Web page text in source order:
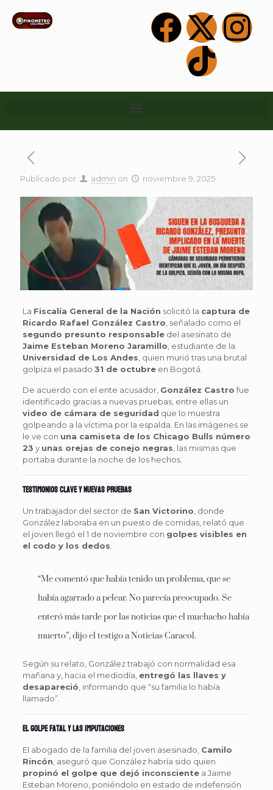
Publicado por admin on noviembre 9, 2025
La Fiscalía General de la Nación solicitó la captura de
Ricardo Rafael González Castro , señalado como el
segundo presunto responsabledel asesinato de
Jaime Esteban Moreno Jaramillo , estudiante de la
Universidad de Los Andes , quien murió tras una brutal
golpiza el pasado 31 de octubreen Bogotá.
De acuerdo con el ente acusador, González Castrofue
identificado gracias a nuevas pruebas, entre ellas un
video de cámara de seguridad que lo muestra
golpeando a la víctima por la espalda. En las imágenes se
le ve con una camiseta de los Chicago Bulls número
23 y unas orejas de conejo negras , las mismas que
portaba durante la noche de los hechos.
Testimonios clave y nuevas pruebas
Un trabajador del sector de San Victorino , donde
González laboraba en un puesto de comidas, relató que
el joven llegó el 1 de noviembre con golpes visibles en
el codo y los dedos
“Me comentó que había tenido un problema, que se
había agarrado a pelear. No parecía preocupado. Se
enteró más tarde por las noticias que el muchacho había
muerto”, dijo el testigo a Noticias Caracol.
Según su relato, González trabajó con normalidad esa
mañana y, hacia el mediodía, entregó las llaves y
desapareció , informando que “su familia lo había
llamado”.
El golpe fatal y las imputaciones
El abogado de la familia del joven asesinado, Camilo
Rincón , aseguró que González habría sido quien
propinó el golpe que dejó inconscientea Jaime
Esteban Moreno, poniéndolo en estado de indefensión